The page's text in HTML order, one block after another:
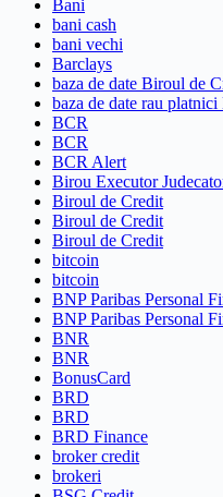
Bani
bani cash
bani vechi
Barclays
baza de date Biroul de
baza de date rau
BCR
BCR
BCR Alert
Birou Executor
Biroul de Credit
Biroul de Credit
Biroul de Credit
bitcoin
bitcoin
BNP Paribas Personal
BNP Paribas Personal
BNR
BNR
BonusCard
BRD
BRD
BRD Finance
broker credit
brokeri